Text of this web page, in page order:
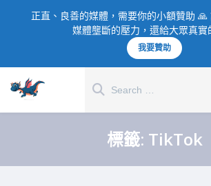
正直、良善的媒體，需要你的小額贊助 🙏
媒體壟斷的壓力，還給大眾真實
我要贊助
標籤: TikTok